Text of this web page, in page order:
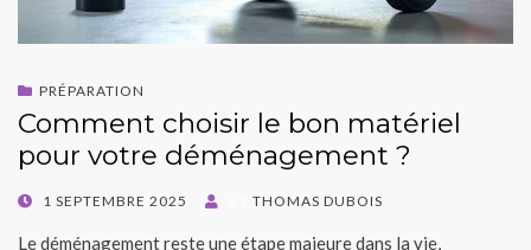
PRÉPARATION
Comment choisir le bon matériel
pour votre déménagement ?
POSTED
1 SEPTEMBRE 2025 THOMAS DUBOIS
Le déménagement reste une étape majeure dans la vie,